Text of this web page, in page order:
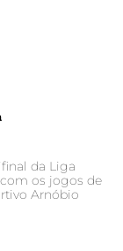
da Liga
com os jogos de
Arnóbio